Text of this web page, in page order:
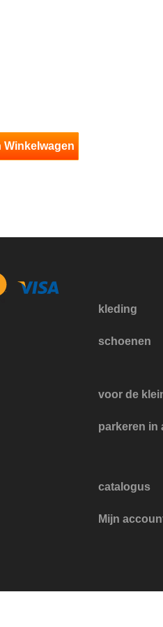
kleding
schoenen
voor de
parkeren in
catalogus
Mijn